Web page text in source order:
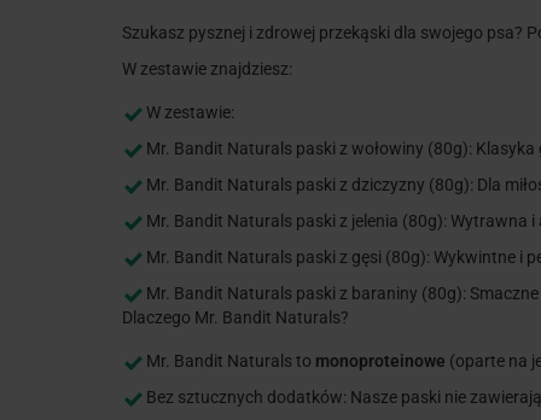
Szukasz pysznej i zdrowej przekąski dla swojego psa?
W zestawie znajdziesz:
W zestawie:
Mr. Bandit Naturals paski z wołowiny (80g): Klasyka
Mr. Bandit Naturals paski z dziczyzny (80g): Dla
Mr. Bandit Naturals paski z jelenia (80g): Wytrawna
Mr. Bandit Naturals paski z gęsi (80g): Wykwintne i
Mr. Bandit Naturals paski z baraniny (80g):
Dlaczego Mr. Bandit Naturals?
Mr. Bandit Naturals to monoproteinowe (oparte na
Bez sztucznych dodatków: Nasze paski nie